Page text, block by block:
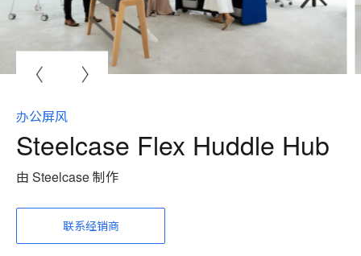
办公屏风
Steelcase Flex Huddle Hub
由 Steelcase 制作
联系经销商